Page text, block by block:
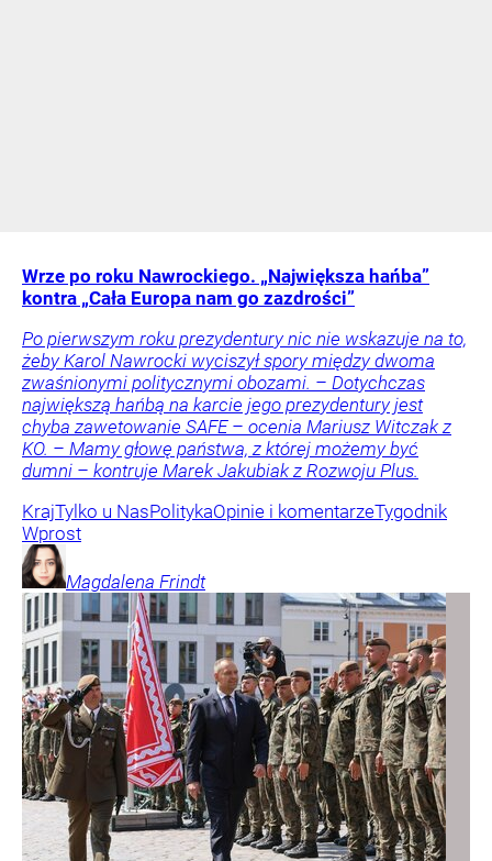
Wrze po roku Nawrockiego. „Największa hańba”
kontra „Cała Europa nam go zazdrości”
Po pierwszym roku prezydentury nic nie wskazuje na to,
żeby Karol Nawrocki wyciszył spory między dwoma
zwaśnionymi politycznymi obozami. – Dotychczas
największą hańbą na karcie jego prezydentury jest
chyba zawetowanie SAFE – ocenia Mariusz Witczak z
KO. – Mamy głowę państwa, z której możemy być
dumni – kontruje Marek Jakubiak z Rozwoju Plus.
KrajTylko u NasPolitykaOpinie i komentarzeTygodnik
Wprost
Magdalena Frindt